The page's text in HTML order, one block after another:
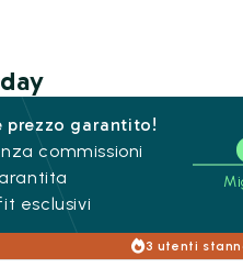
prezzo garantito!
commissioni
esclusivi
3 utenti